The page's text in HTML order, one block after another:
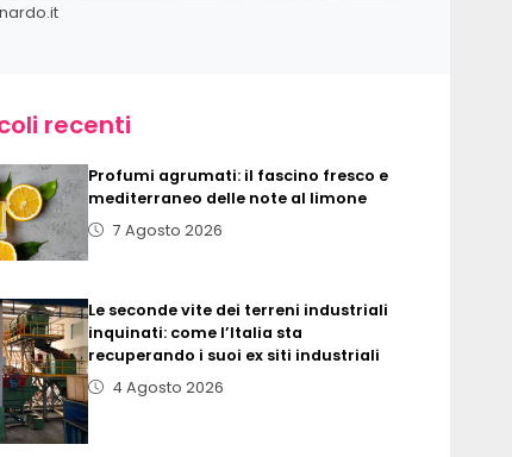
recenti
Profumi agrumati: il fascino fresco e
mediterraneo delle note al limone
7 Agosto 2026
Le seconde vite dei terreni industriali
inquinati: come l’Italia sta
recuperando i suoi ex siti industriali
4 Agosto 2026